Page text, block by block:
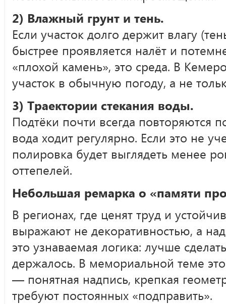
2) Влажный грунт и тень.
Если участок долго держит влагу
быстрее проявляется налёт и
«плохой камень», это среда. В
участок в обычную погоду, а не
3) Траектории стекания воды.
Подтёки почти всегда повторяются
вода ходит регулярно. Если это не
полировка будет выглядеть менее
оттепелей.
Небольшая ремарка о «памяти
В регионах, где ценят труд и
выражают не декоративностью, а
это узнаваемая логика: лучше
держалось. В мемориальной теме
— понятная надпись, крепкая
требуют постоянных «подправить».